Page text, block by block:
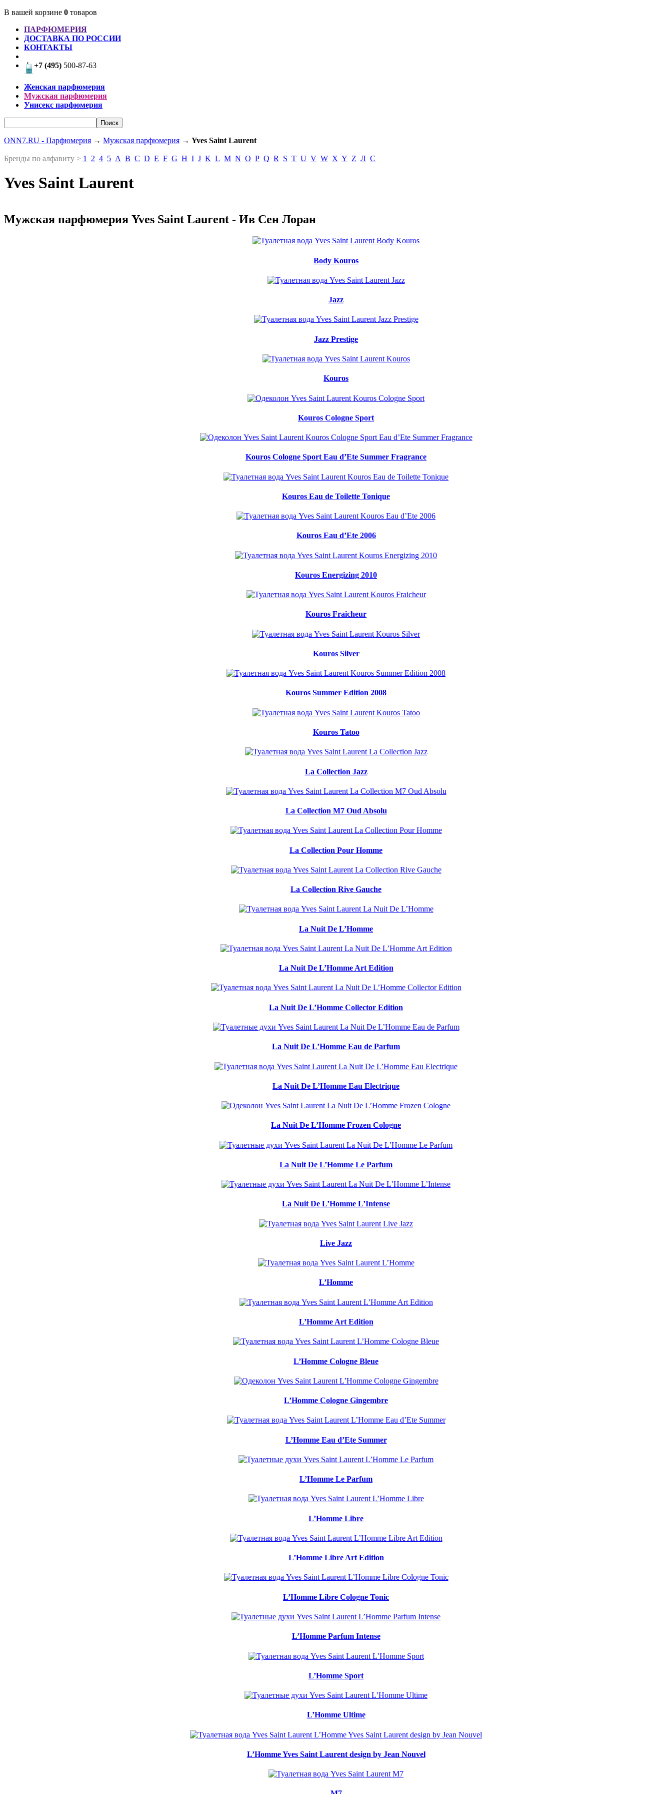
В вашей корзине 0 товаров
ПАРФЮМЕРИЯ
ДОСТАВКА ПО РОССИИ
КОНТАКТЫ
+7 (495) 500-87-63
Женская парфюмерия
Мужская парфюмерия
Унисекс парфюмерия
ONN7.RU - Парфюмерия → Мужская парфюмерия → Yves Saint Laurent
Бренды по алфавиту > 1 2 4 5 A B C D E F G H I J K L M N O P Q R S T U V W X Y Z Л С
Yves Saint Laurent
Мужская парфюмерия Yves Saint Laurent - Ив Сен Лоран
Body Kouros
Jazz
Jazz Prestige
Kouros
Kouros Cologne Sport
Kouros Cologne Sport Eau d’Ete Summer Fragrance
Kouros Eau de Toilette Tonique
Kouros Eau d’Ete 2006
Kouros Energizing 2010
Kouros Fraicheur
Kouros Silver
Kouros Summer Edition 2008
Kouros Tatoo
La Collection Jazz
La Collection M7 Oud Absolu
La Collection Pour Homme
La Collection Rive Gauche
La Nuit De L’Homme
La Nuit De L’Homme Art Edition
La Nuit De L’Homme Collector Edition
La Nuit De L’Homme Eau de Parfum
La Nuit De L’Homme Eau Electrique
La Nuit De L’Homme Frozen Cologne
La Nuit De L’Homme Le Parfum
La Nuit De L’Homme L’Intense
Live Jazz
L’Homme
L’Homme Art Edition
L’Homme Cologne Bleue
L’Homme Cologne Gingembre
L’Homme Eau d’Ete Summer
L’Homme Le Parfum
L’Homme Libre
L’Homme Libre Art Edition
L’Homme Libre Cologne Tonic
L’Homme Parfum Intense
L’Homme Sport
L’Homme Ultime
L’Homme Yves Saint Laurent design by Jean Nouvel